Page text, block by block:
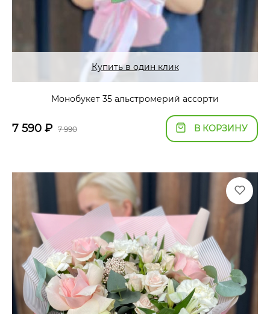
Купить в один клик
Монобукет 35 альстромерий ассорти
7 590 ₽ 7 990 В КОРЗИНУ